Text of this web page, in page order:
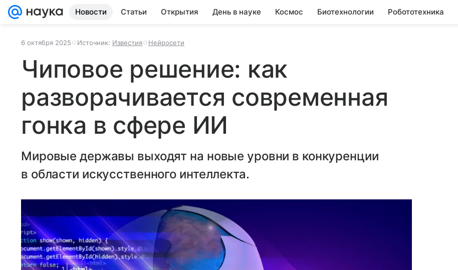
Новости Статьи Открытия День в науке Космос Биотехнологии Робототехника
6 октября 2025 Источник: Известия Нейросети
Чиповое решение: как
разворачивается современная
гонка в сфере ИИ
Мировые державы выходят на новые уровни в конкуренции
в области искусственного интеллекта.